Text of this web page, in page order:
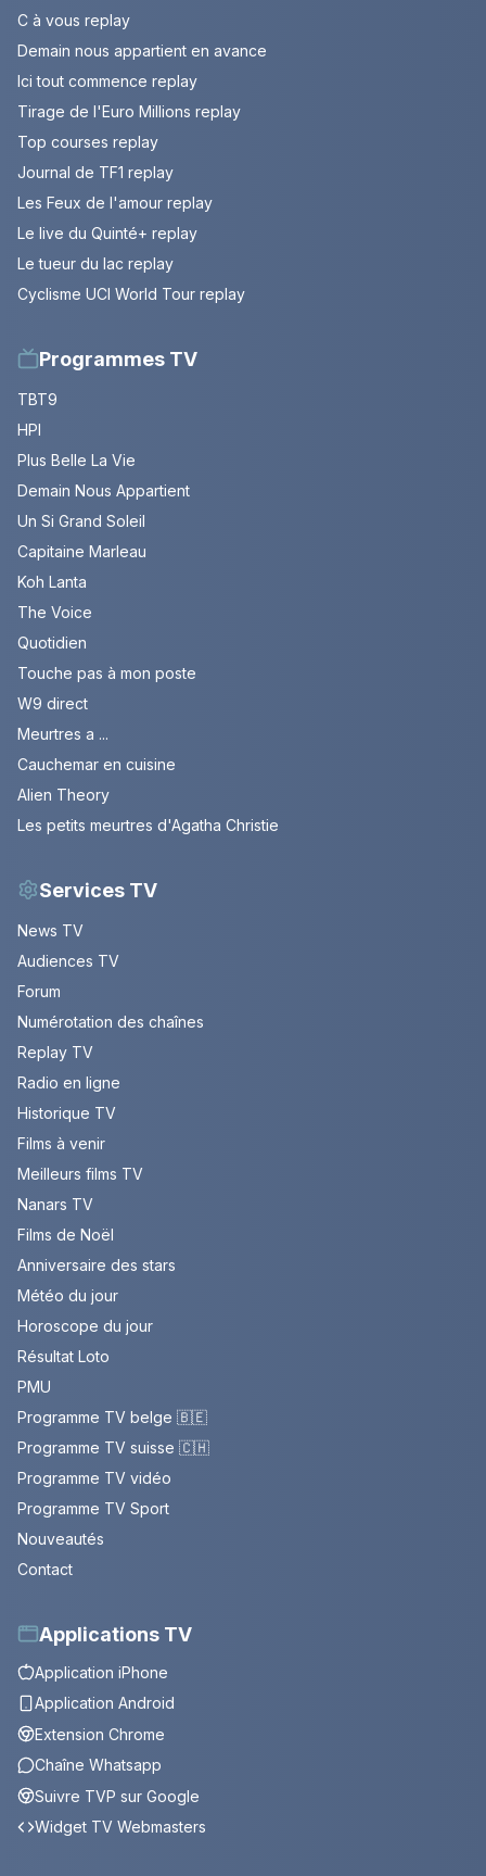
C à vous replay
Demain nous appartient en avance
Ici tout commence replay
Tirage de l'Euro Millions replay
Top courses replay
Journal de TF1 replay
Les Feux de l'amour replay
Le live du Quinté+ replay
Le tueur du lac replay
Cyclisme UCI World Tour replay
Programmes TV
TBT9
HPI
Plus Belle La Vie
Demain Nous Appartient
Un Si Grand Soleil
Capitaine Marleau
Koh Lanta
The Voice
Quotidien
Touche pas à mon poste
W9 direct
Meurtres a ...
Cauchemar en cuisine
Alien Theory
Les petits meurtres d'Agatha Christie
Services TV
News TV
Audiences TV
Forum
Numérotation des chaînes
Replay TV
Radio en ligne
Historique TV
Films à venir
Meilleurs films TV
Nanars TV
Films de Noël
Anniversaire des stars
Météo du jour
Horoscope du jour
Résultat Loto
PMU
Programme TV belge 🇧🇪
Programme TV suisse 🇨🇭
Programme TV vidéo
Programme TV Sport
Nouveautés
Contact
Applications TV
Application iPhone
Application Android
Extension Chrome
Chaîne Whatsapp
Suivre TVP sur Google
Widget TV Webmasters